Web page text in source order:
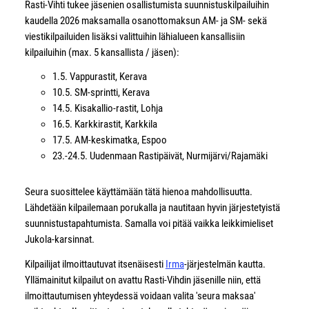
Rasti-Vihti tukee jäsenien osallistumista suunnistuskilpailuihin
kaudella 2026 maksamalla osanottomaksun AM- ja SM- sekä
viestikilpailuiden lisäksi valittuihin lähialueen kansallisiin
kilpailuihin (max. 5 kansallista / jäsen):
1.5. Vappurastit, Kerava
10.5. SM-sprintti, Kerava
14.5. Kisakallio-rastit, Lohja
16.5. Karkkirastit, Karkkila
17.5. AM-keskimatka, Espoo
23.-24.5. Uudenmaan Rastipäivät, Nurmijärvi/Rajamäki
Seura suosittelee käyttämään tätä hienoa mahdollisuutta.
Lähdetään kilpailemaan porukalla ja nautitaan hyvin järjestetyistä
suunnistustapahtumista. Samalla voi pitää vaikka leikkimieliset
Jukola-karsinnat.
Kilpailijat ilmoittautuvat itsenäisesti Irma-järjestelmän kautta.
Yllämainitut kilpailut on avattu Rasti-Vihdin jäsenille niin, että
ilmoittautumisen yhteydessä voidaan valita 'seura maksaa'